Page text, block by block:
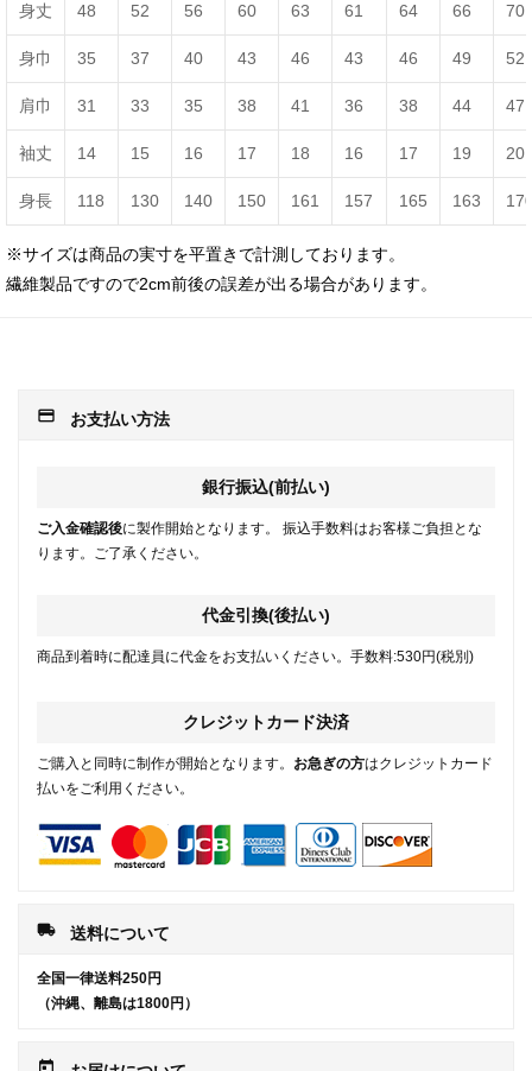
身丈 48 52 56 60 63 61 64 66 70
身巾 35 37 40 43 46 43 46 49 52
肩巾 31 33 35 38 41 36 38 44 47
袖丈 14 15 16 17 18 16 17 19 20
身長 118 130 140 150 161 157 165 163
※サイズは商品の実寸を平置きで計測しております。
繊維製品ですので2cm前後の誤差が出る場合があります。
payment お支払い方法
銀行振込(前払い)
ご入金確認後に製作開始となります。 振込手数料はお客様ご負担とな
ります。ご了承ください。
代金引換(後払い)
商品到着時に配達員に代金をお支払いください。手数料:530円(税別)
クレジットカード決済
ご購入と同時に制作が開始となります。 お急ぎの方はクレジットカード
払いをご利用ください。
local_shipping 送料について
全国一律送料250円
（沖縄、離島は1800円）